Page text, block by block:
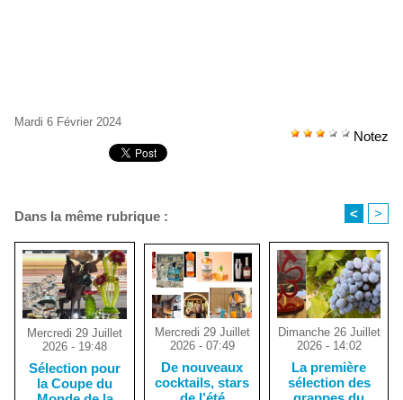
Mardi 6 Février 2024
Notez
Dans la même rubrique : < >
Mercredi 29 Juillet
2026 - 19:48
Sélection pour
la Coupe du
Mercredi 29 Juillet
2026 - 07:49
De nouveaux
cocktails, stars
Dimanche 26 Juillet
2026 - 14:02
La première
sélection des